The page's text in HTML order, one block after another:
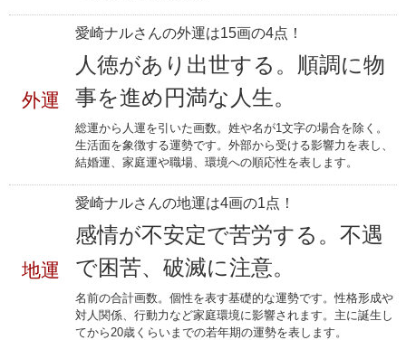
外運
愛崎ナルさんの外運は15画の4点！
人徳があり出世する。順調に物
事を進め円満な人生。
総運から人運を引いた画数。姓や名が1文字の場合を除く。
生活面を象徴する運勢です。外部から受ける影響力を表し、
結婚運、家庭運や職場、環境への順応性を表します。
地運
愛崎ナルさんの地運は4画の1点！
感情が不安定で苦労する。不遇
で困苦、破滅に注意。
名前の合計画数。個性を表す基礎的な運勢です。性格形成や
対人関係、行動力など家庭環境に影響されます。主に誕生し
てから20歳くらいまでの若年期の運勢を表します。